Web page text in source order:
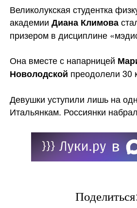
Великолукская студентка
академии Диана Климова
призером в дисциплине
Она вместе с напарницей
Новолодской преодолели 30
Девушки уступили лишь на
Итальянкам. Россиянки